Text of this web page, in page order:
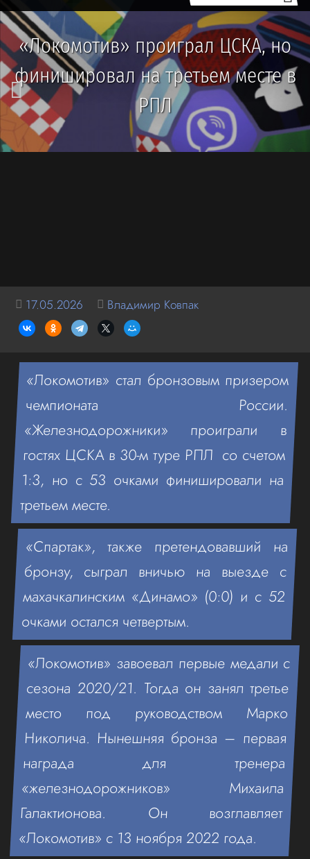
«Локомотив» проиграл ЦСКА, но
финишировал на третьем месте в
РПЛ
17.05.2026 Владимир Ковпак
«Локомотив» стал бронзовым призером
чемпионата России.
«Железнодорожники» проиграли в
гостях ЦСКА в 30-м туре РПЛ со счетом
1:3, но с 53 очками финишировали на
третьем месте.
«Спартак», также претендовавший на
бронзу, сыграл вничью на выезде с
махачкалинским «Динамо» (0:0) и с 52
очками остался четвертым.
«Локомотив» завоевал первые медали c
сезона 2020/21. Тогда он занял третье
место под руководством Марко
Николича. Нынешняя бронза – первая
награда для тренера
«железнодорожников» Михаила
Галактионова. Он возглавляет
«Локомотив» с 13 ноября 2022 года.